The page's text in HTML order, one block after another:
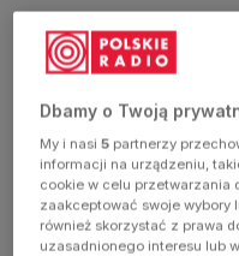
exception
has
occurred
(see the
Dbamy o Twoją
My i nasi5 partnerzy
informacji na urządzeniu,
cookie w celu przetwarzania
zaakceptować swoje wybory
również skorzystać z prawa
uzasadnionego interesu lub